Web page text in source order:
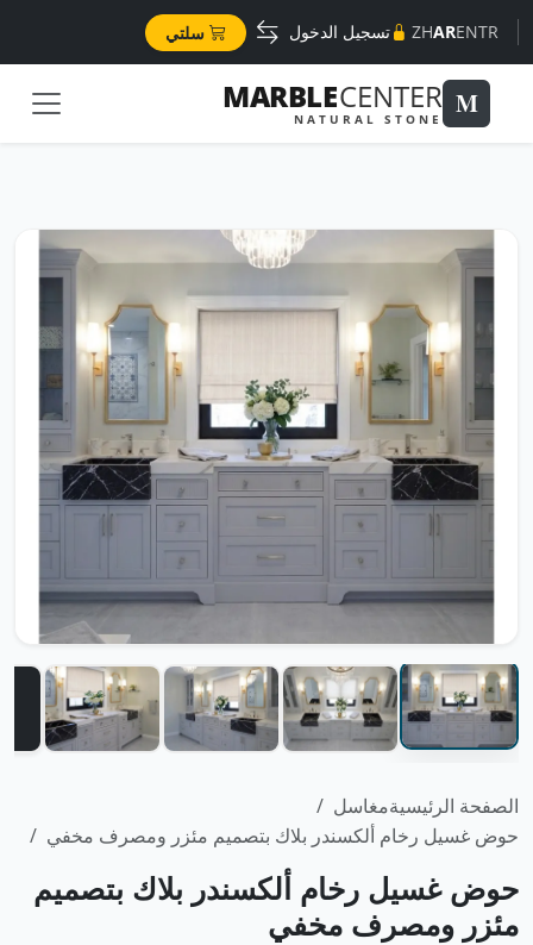
TR
EN
AR
ZH تسجيل الدخول سلتي
M
MARBLECENTER
NATURAL STONE
الصفحة الرئيسيةمغاسل
حوض غسيل رخام ألكسندر بلاك بتصميم مئزر ومصرف مخفي
حوض غسيل رخام ألكسندر بلاك بتصميم
مئزر ومصرف مخفي